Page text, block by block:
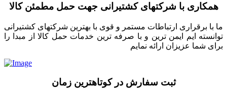
همکاری با شرکتهای کشتیرانی جهت حمل مطمئن کالا
ما با برقراری ارتباطات مستمر و قوی با بهترین شرکتهای کشتیرانی
توانسته ایم ایمن ترین و با صرفه ترین خدمات حمل کالا از مبدا را
برای شما عزیزان ارائه نمایم
ثبت سفارش در کوتاهترین زمان